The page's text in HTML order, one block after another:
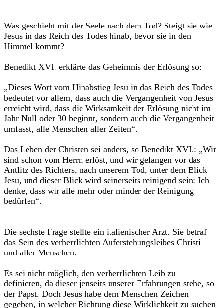
Was geschieht mit der Seele nach dem Tod? Steigt sie wie
Jesus in das Reich des Todes hinab, bevor sie in den
Himmel kommt?
Benedikt XVI. erklärte das Geheimnis der Erlösung so:
„Dieses Wort vom Hinabstieg Jesu in das Reich des Todes
bedeutet vor allem, dass auch die Vergangenheit von Jesus
erreicht wird, dass die Wirksamkeit der Erlösung nicht im
Jahr Null oder 30 beginnt, sondern auch die Vergangenheit
umfasst, alle Menschen aller Zeiten“.
Das Leben der Christen sei anders, so Benedikt XVI.: „Wir
sind schon vom Herrn erlöst, und wir gelangen vor das
Antlitz des Richters, nach unserem Tod, unter dem Blick
Jesu, und dieser Blick wird seinerseits reinigend sein: Ich
denke, dass wir alle mehr oder minder der Reinigung
bedürfen“.
Die sechste Frage stellte ein italienischer Arzt. Sie betraf
das Sein des verherrlichten Auferstehungsleibes Christi
und aller Menschen.
Es sei nicht möglich, den verherrlichten Leib zu
definieren, da dieser jenseits unserer Erfahrungen stehe, so
der Papst. Doch Jesus habe dem Menschen Zeichen
gegeben, in welcher Richtung diese Wirklichkeit zu suchen